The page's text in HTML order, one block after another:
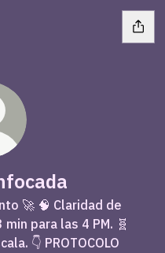
🚀 🧠 Claridad de
para las 4 PM. 🧬
👇 PROTOCOLO